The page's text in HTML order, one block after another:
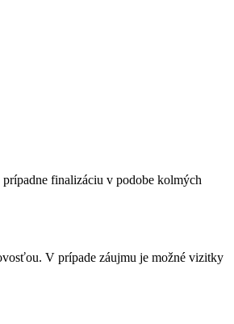
finalizáciu v podobe kolmých
V prípade záujmu je možné vizitky